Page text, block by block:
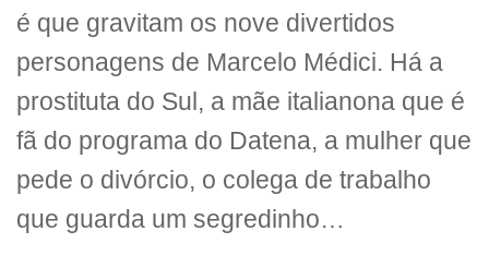
é que gravitam os nove divertidos
personagens de Marcelo Médici. Há a
prostituta do Sul, a mãe italianona que é
fã do programa do Datena, a mulher que
pede o divórcio, o colega de trabalho
que guarda um segredinho…